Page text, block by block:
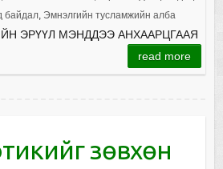
байдал, Эмнэлгийн тусламжийн алба
ЭРҮҮЛ МЭНДДЭЭ АНХААРЦГААЯ
read more
зөвхөн